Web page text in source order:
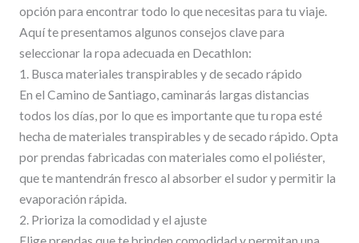
opción para encontrar todo lo que necesitas para tu viaje.
Aquí te presentamos algunos consejos clave para
seleccionar la ropa adecuada en Decathlon:
1. Busca materiales transpirables y de secado rápido
En el Camino de Santiago, caminarás largas distancias
todos los días, por lo que es importante que tu ropa esté
hecha de materiales transpirables y de secado rápido. Opta
por prendas fabricadas con materiales como el poliéster,
que te mantendrán fresco al absorber el sudor y permitir la
evaporación rápida.
2. Prioriza la comodidad y el ajuste